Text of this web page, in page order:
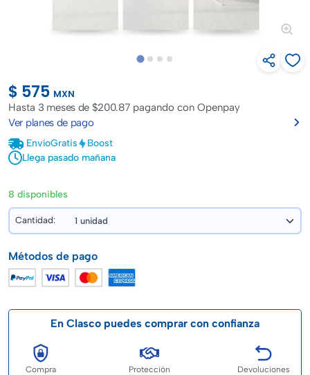
$ 575 MXN
Hasta 3 meses de $200.87pagando con Openpay
Ver planes de pago
EnvíoGratis
Boost
Llega pasado mañana
8 disponibles
Cantidad:
Métodos de pago
En Clasco puedes comprar con confianza
Compra
Protección
Devoluciones